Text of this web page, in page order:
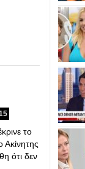
το
Ακίνητης
ότι δεν